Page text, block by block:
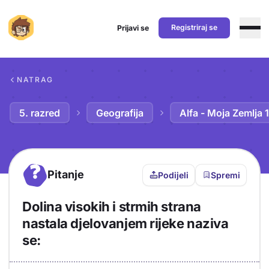
Prijavi se Registriraj se
NATRAG
5. razred Geografija Alfa - Moja Zemlja 1
? Pitanje Podijeli Spremi
Dolina visokih i strmih strana
nastala djelovanjem rijeke naziva
se: